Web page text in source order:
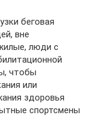
беговая
вне
люди с
чтобы
или
здоровья
спортсмены